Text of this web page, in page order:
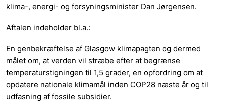
klima-, energi- og forsyningsminister Dan Jørgensen.
Aftalen indeholder bl.a.:
En genbekræftelse af Glasgow klimapagten og dermed
målet om, at verden vil stræbe efter at begrænse
temperaturstigningen til 1,5 grader, en opfordring om at
opdatere nationale klimamål inden COP28 næste år og til
udfasning af fossile subsidier.